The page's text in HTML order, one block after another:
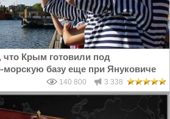
что Крым готовили под
морскую базу еще при Януковиче
140 800 3 338